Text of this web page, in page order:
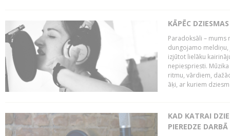
KĀPĒC
Paradoksāli – mums
dungojamo
izjūtot lielāku
nepiespriesti.
ritmu, vārdiem,
āķi, ar kuriem
KAD KATRAI
PIEREDZE